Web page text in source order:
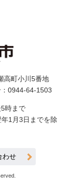
町小川5番地
0944-64-1503
時まで
1月3日までを除
わせ